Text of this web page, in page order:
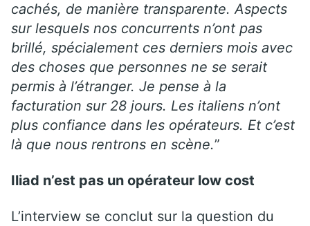
cachés, de manière transparente. Aspects
sur lesquels nos concurrents n’ont pas
brillé, spécialement ces derniers mois avec
des choses que personnes ne se serait
permis à l’étranger. Je pense à la
facturation sur 28 jours. Les italiens n’ont
plus confiance dans les opérateurs. Et c’est
là que nous rentrons en scène.”
Iliad n’est pas un opérateur low cost
L’interview se conclut sur la question du